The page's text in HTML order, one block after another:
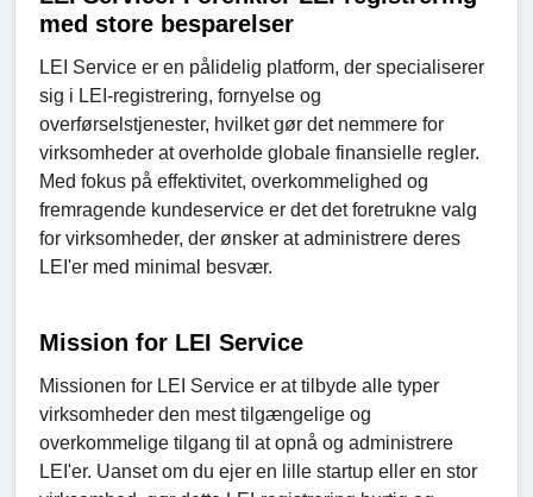
med store besparelser
LEI Service er en pålidelig platform, der specialiserer
sig i LEI-registrering, fornyelse og
overførselstjenester, hvilket gør det nemmere for
virksomheder at overholde globale finansielle regler.
Med fokus på effektivitet, overkommelighed og
fremragende kundeservice er det det foretrukne valg
for virksomheder, der ønsker at administrere deres
LEI'er med minimal besvær.
Mission for LEI Service
Missionen for LEI Service er at tilbyde alle typer
virksomheder den mest tilgængelige og
overkommelige tilgang til at opnå og administrere
LEI'er. Uanset om du ejer en lille startup eller en stor